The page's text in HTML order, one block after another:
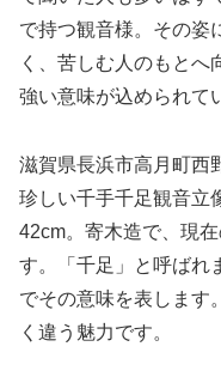
で持つ観音様。その姿
く、苦しむ人のもとへ
強い意味が込められて
滋賀県長浜市高月町西
珍しい千手千足観音立
42cm。寄木造で、現
す。「千足」と呼ばれ
でその意味を表します
く違う魅力です。